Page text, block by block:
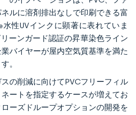
ルに溶剤排出なしで印刷できる富
水性UVインクに顕著に表れていま
リーンガード認証の昇華染色ライン
バイヤーが屋内空気質基準を満た
。
の削減に向けてPVCフリーフィル
ートを指定するケースが増えてお
ーズドループオプションの開発を